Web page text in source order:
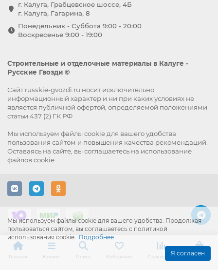
Мы используем файлы cookie для вашего удобства. Продолжая
пользоваться сайтом, вы соглашаетесь с политикой
использования cookie. Подробнее
Я согласен
г. Калуга, Грабцевское шоссе, 4Б
г. Калуга, Гагарина, 8
Понедельник - Суббота 9:00 - 20:00
Воскресенье 9:00 - 19:00
Строительные и отделочные материалы в Калуге -
Русские Гвозди ©
Сайт russkie-gvozdi.ru носит исключительно
информационный характер и ни при каких условиях не
является публичной офертой, определяемой положениями
статьи 437 (2) ГК РФ
Мы используем файлы cookieдля вашего удобства
пользования сайтом и повышения качества рекомендаций.
Оставаясь на сайте, вы соглашаетесь на использование
файлов cookie
Главная Каталог Поиск Избранное Сравнение Корзина